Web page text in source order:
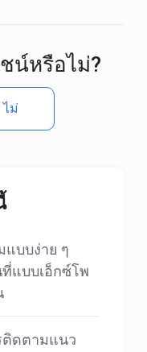
น์หรือไม่?
ไม่
บบง่าย ๆ
แบบเอ็กซ์โพ
ติดตามแนว